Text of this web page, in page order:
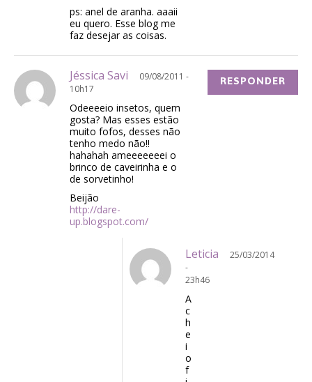
ps: anel de aranha. aaaii
eu quero. Esse blog me
faz desejar as coisas.
Jéssica Savi
09/08/2011 -
10h17
Odeeeeio insetos, quem
gosta? Mas esses estão
muito fofos, desses não
tenho medo não!!
hahahah ameeeeeeei o
brinco de caveirinha e o
de sorvetinho!
Beijão
http://dare-
up.blogspot.com/
RESPONDER
Leticia
25/03/2014
-
23h46
A
c
h
e
i
o
f